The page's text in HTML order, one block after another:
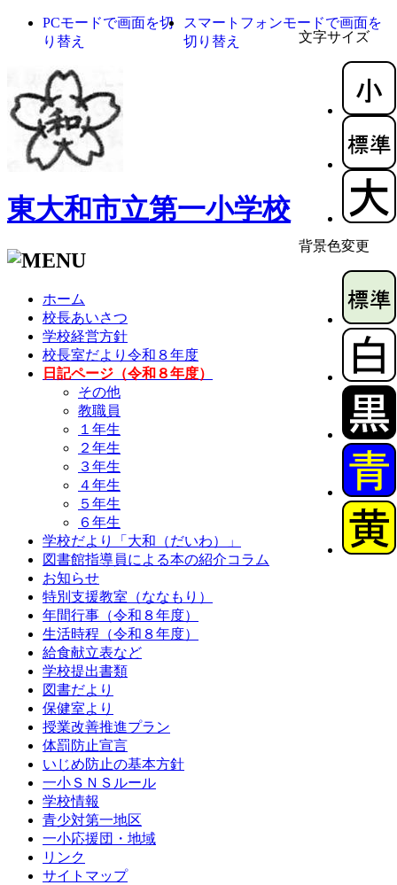
文字サイズ
背景色変更
PCモードで画面を切
り替え
スマートフォンモードで画面を
切り替え
東大和市立第一小学校
ホーム
校長あいさつ
学校経営方針
校長室だより令和８年度
日記ページ（令和８年度）
その他
教職員
１年生
２年生
３年生
４年生
５年生
６年生
学校だより「大和（だいわ）」
図書館指導員による本の紹介コラム
お知らせ
特別支援教室（ななもり）
年間行事（令和８年度）
生活時程（令和８年度）
給食献立表など
学校提出書類
図書だより
保健室より
授業改善推進プラン
体罰防止宣言
いじめ防止の基本方針
一小ＳＮＳルール
学校情報
青少対第一地区
一小応援団・地域
リンク
サイトマップ